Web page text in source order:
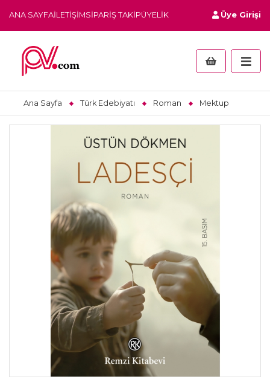
ANA SAYFAİLETIŞIMSIPARIŞ TAKIPÜYELIK Üye Girişi
Ana Sayfa Türk Edebiyatı Roman Mektup